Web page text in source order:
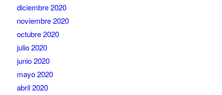
diciembre 2020
noviembre 2020
octubre 2020
julio 2020
junio 2020
mayo 2020
abril 2020